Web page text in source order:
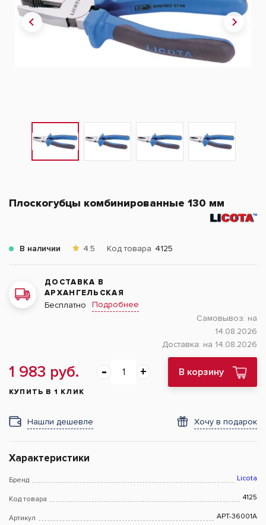
Плоскогубцы комбинированные 130 мм
В наличии 4.5 Код товара 4125
ДОСТАВКА В
АРХАНГЕЛЬСКАЯ
Бесплатно
Подробнее
Самовывоз: на
14.08.2026
Доставка: на 14.08.2026
1 983 руб. В корзину
КУПИТЬ В 1 КЛИК
Нашли дешевле Хочу в подарок
Характеристики
Бренд Licota
Код товара 4125
Артикул APT-36001A